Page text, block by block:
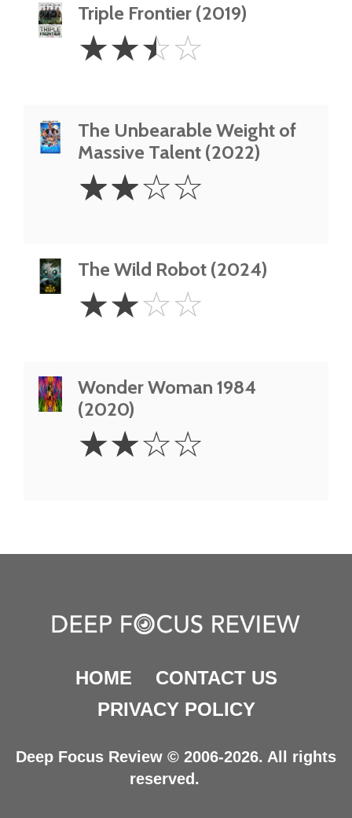
Triple Frontier (2019)
2.5
Stars
☆☆☆☆
The Unbearable Weight of
Massive Talent (2022)
Stars
☆☆☆☆
The Wild Robot (2024)
Stars
☆☆☆☆
Wonder Woman 1984
(2020)
Stars
☆☆☆☆
HOME
CONTACT US
PRIVACY POLICY
Deep Focus Review © 2006-2026. All rights
reserved.